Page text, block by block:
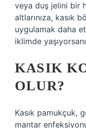
veya duş jelini bir
altlarınıza, kasık
uygulamak daha
iklimde
KASIK
OLUR?
Kasık pamukçuk,
mantar